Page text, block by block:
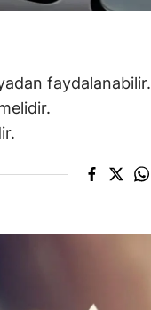
faydalanabilir.